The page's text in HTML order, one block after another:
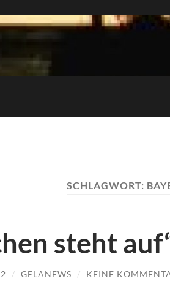
SCHLAGWORT:
steht
/ GELANEWS / KEINE